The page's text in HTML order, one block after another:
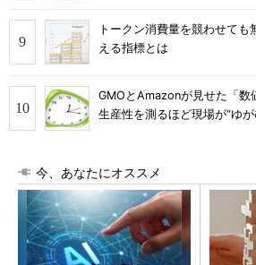
トークン消費量を競わせて
える指標とは
GMOとAmazonが見せた「
生産性を測るほど現場が“ゆが
今、あなたにオススメ